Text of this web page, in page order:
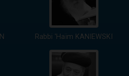
Rabbi 'Haïm KANIEWSKI